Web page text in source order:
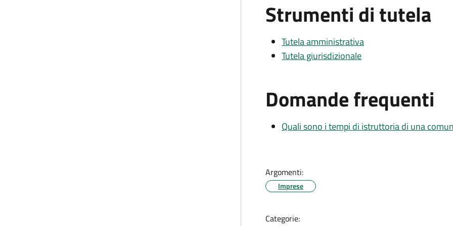
Strumenti di tutela
Tutela amministrativa
Tutela giurisdizionale
Domande frequenti
Quali sono i tempi di istruttoria di una
Argomenti:
Imprese
Categorie: